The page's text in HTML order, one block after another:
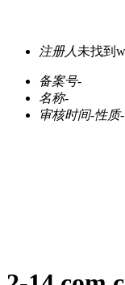
注册人 未找到
备案号-
名称-
审核时间-性质-